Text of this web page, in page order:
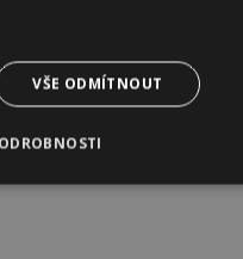
VŠE ODMÍTNOUT